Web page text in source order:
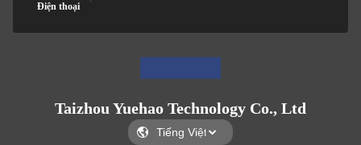
Điện thoại
Taizhou Yuehao Technology Co., Ltd